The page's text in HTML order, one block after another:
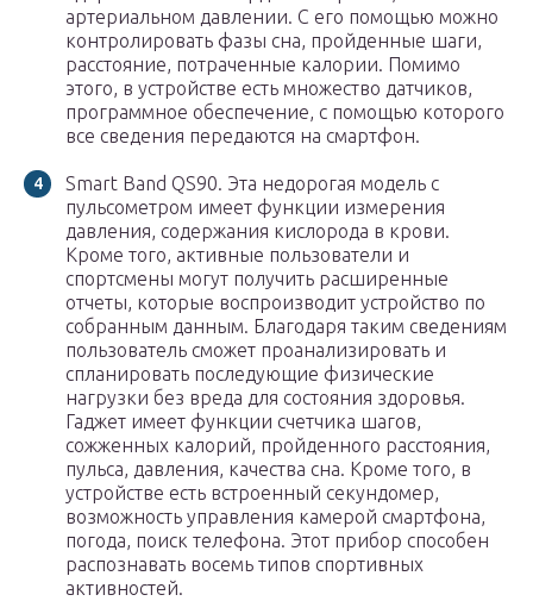
артериальном давлении. С его помощью можно
контролировать фазы сна, пройденные шаги,
расстояние, потраченные калории. Помимо
этого, в устройстве есть множество датчиков,
программное обеспечение, с помощью которого
все сведения передаются на смартфон.
Smart Band QS90. Эта недорогая модель с
пульсометром имеет функции измерения
давления, содержания кислорода в крови.
Кроме того, активные пользователи и
спортсмены могут получить расширенные
отчеты, которые воспроизводит устройство по
собранным данным. Благодаря таким сведениям
пользователь сможет проанализировать и
спланировать последующие физические
нагрузки без вреда для состояния здоровья.
Гаджет имеет функции счетчика шагов,
сожженных калорий, пройденного расстояния,
пульса, давления, качества сна. Кроме того, в
устройстве есть встроенный секундомер,
возможность управления камерой смартфона,
погода, поиск телефона. Этот прибор способен
распознавать восемь типов спортивных
активностей.